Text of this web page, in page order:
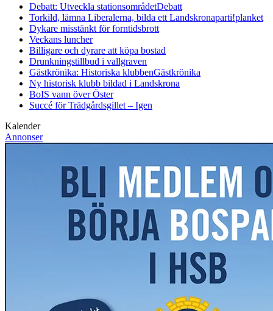
Debatt: Utveckla stationsområdetDebatt
Torkild, lämna Liberalerna, bilda ett Landskronaparti!planket
Dykare misstänkt för forntidsbrott
Veckans luncher
Billigare och dyrare att köpa bostad
Drunkningstillbud i vallgraven
Gästkrönika: Historiska klubbenGästkrönika
Ny historisk klubb bildad i Landskrona
BoIS vann över Öster
Succé för Trädgårdsgillet – Igen
Kalender
Annonser